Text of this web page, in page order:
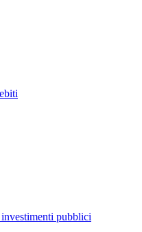
pubblici